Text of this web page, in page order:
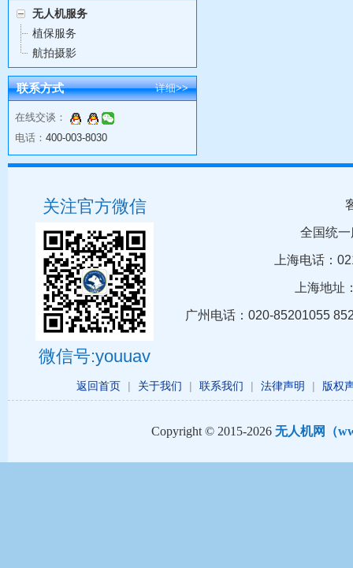
无人机服务
植保服务
航拍摄影
联系方式 详细>>
在线交谈：
电话： 400-003-8030
全国统
上海电话：
上海地
广州电话：020-85201055
关注官方微信
微信号:youuav
返回首页 | 关于我们 | 联系我们 | 法律声明 | 版权
Copyright © 2015-2026 无人机网（